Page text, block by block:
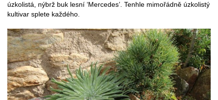
úzkolistá, nýbrž buk lesní ‘Mercedes’. Tenhle mimořádně úzkolistý
kultivar splete každého.